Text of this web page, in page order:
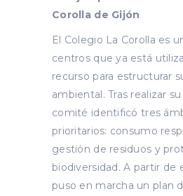
Corolla de Gijón
El Colegio La Corolla es
centros que ya está
recurso para estructurar
ambiental. Tras realizar
comité identificó tres
prioritarios: consumo
gestión de residuos y
biodiversidad. A partir de
puso en marcha un plan